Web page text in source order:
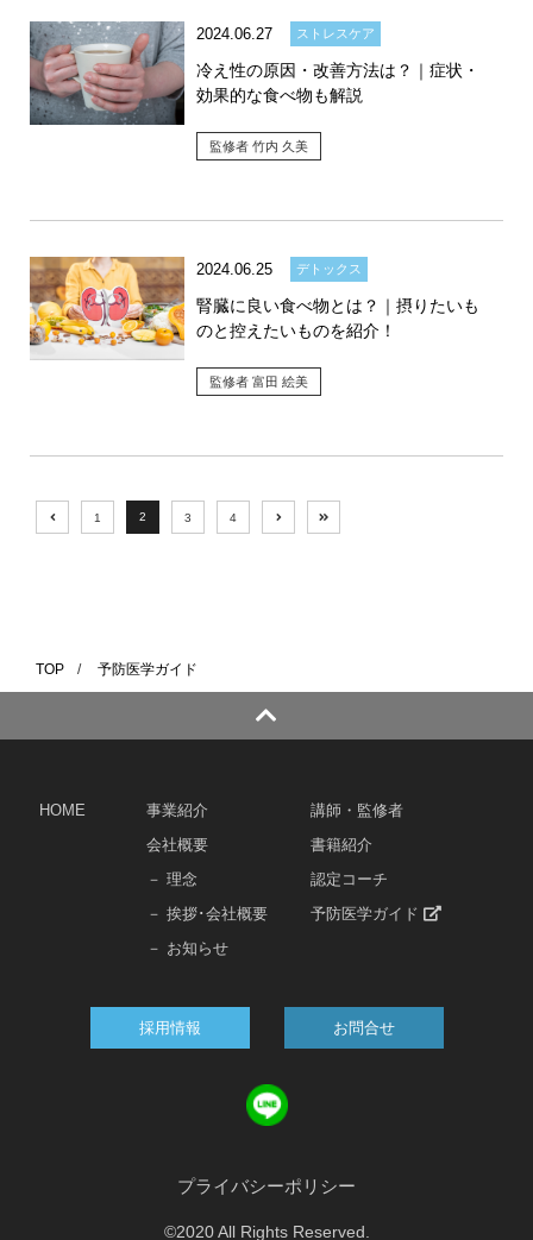
2024.06.27 ストレスケア
冷え性の原因・改善方法は？｜症状・
効果的な食べ物も解説
監修者 竹内 久美
2024.06.25 デトックス
腎臓に良い食べ物とは？｜摂りたいも
のと控えたいものを紹介！
監修者 富田 絵美
1 2 3 4
TOP / 予防医学ガイド
HOME
事業紹介
会社概要
－ 理念
－ 挨拶･会社概要
－ お知らせ
講師・監修者
書籍紹介
認定コーチ
予防医学ガイド
採用情報 お問合せ
プライバシーポリシー
©2020 All Rights Reserved.